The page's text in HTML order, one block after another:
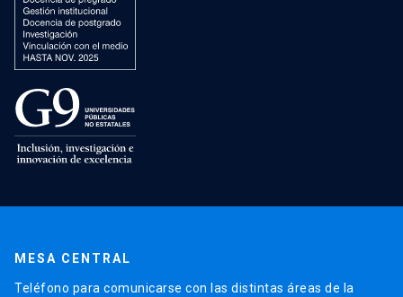
MESA CENTRAL
Teléfono para comunicarse con las distintas áreas de la